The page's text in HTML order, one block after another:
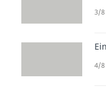
3/8
4/8